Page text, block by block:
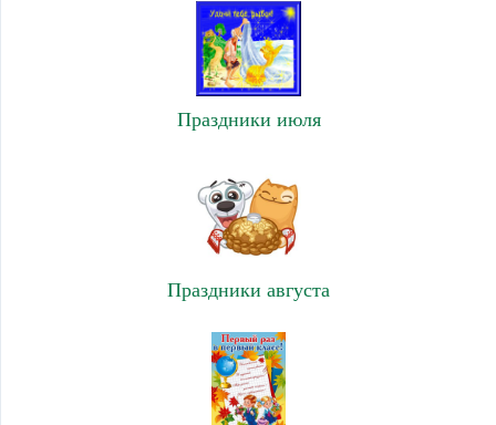
Праздники июля
Праздники августа